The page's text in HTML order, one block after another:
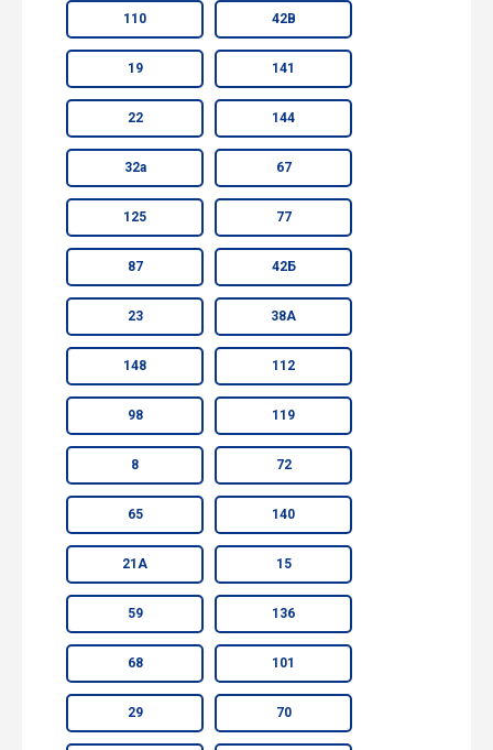
110 42В
19 141
22 144
32а 67
125 77
87 42Б
23 38А
148 112
98 119
8 72
65 140
21А 15
59 136
68 101
29 70